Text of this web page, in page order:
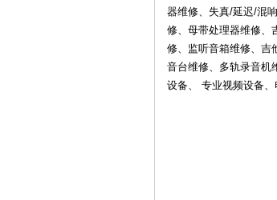
器维修、失真/延迟/混
修、母带处理器维修、
修、监听音箱维修、吉
音台维修、多轨录音机
设备、 专业视频设备